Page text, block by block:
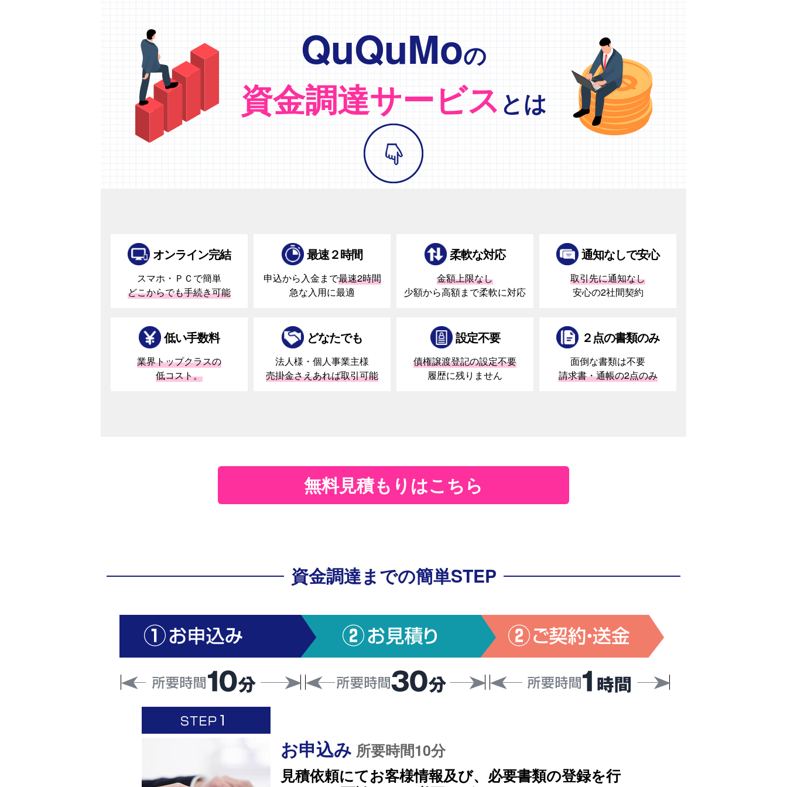
QuQuMoの
資金調達サービス とは
オンライン完結
スマホ・ＰＣで簡単
どこからでも手続き可能
最速２時間
申込から入金まで最速2時間
急な入用に最適
柔軟な対応
金額上限なし
少額から高額まで柔軟に対応
通知なしで安心
取引先に通知なし
安心の2社間契約
低い手数料
業界トップクラスの
低コスト。
どなたでも
法人様・個人事業主様
売掛金さえあれば取引可能
設定不要
債権譲渡登記の設定不要
履歴に残りません
２点の書類のみ
面倒な書類は不要
請求書・通帳の2点のみ
無料見積もりはこちら
資金調達までの簡単STEP
お申込み 所要時間10分
見積依頼にてお客様情報及び、必要書類の登録を行